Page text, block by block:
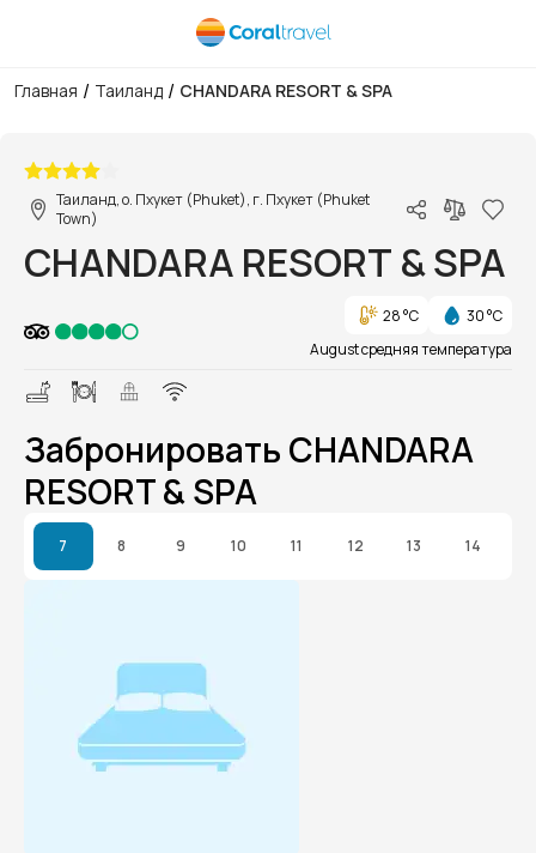
Главная / Таиланд / CHANDARA RESORT & SPA
Таиланд, о. Пхукет (Phuket), г. Пхукет (Phuket
Town)
CHANDARA RESORT & SPA
28 °C
30 °C
August средняя температура
Забронировать CHANDARA
RESORT & SPA
7 8 9 10 11 12 13 14